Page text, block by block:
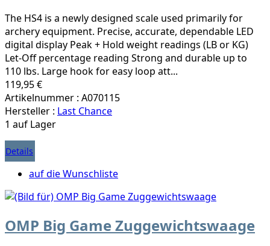
The HS4 is a newly designed scale used primarily for
archery equipment. Precise, accurate, dependable LED
digital display Peak + Hold weight readings (LB or KG)
Let-Off percentage reading Strong and durable up to
110 lbs. Large hook for easy loop att...
119,95 €
Artikelnummer : A070115
Hersteller : Last Chance
1 auf Lager
Details
auf die Wunschliste
OMP Big Game Zuggewichtswaage